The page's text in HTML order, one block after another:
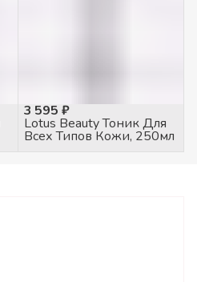
3 595 ₽
Lotus Beauty Тоник Для
Всех Типов Кожи, 250мл